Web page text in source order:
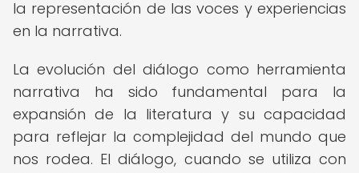
la representación de las voces y experiencias
en la narrativa.
La evolución del diálogo como herramienta
narrativa ha sido fundamental para la
expansión de la literatura y su capacidad
para reflejar la complejidad del mundo que
nos rodea. El diálogo, cuando se utiliza con